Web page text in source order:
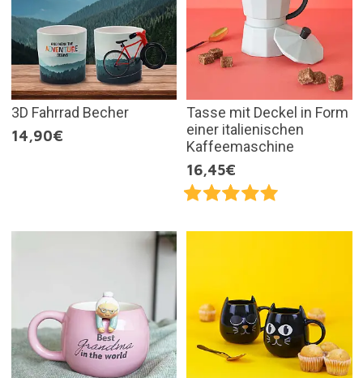
3D Fahrrad Becher
14,90€
Tasse mit Deckel in Form
einer italienischen
Kaffeemaschine
16,45€